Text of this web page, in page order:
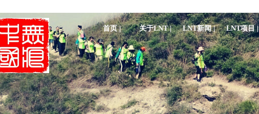
首页 | 关于LNT | LNT新闻 | LNT项目 |